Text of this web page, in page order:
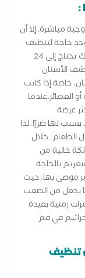
مباشرة، إلا أن
حاجة لتنظيف
الأسنان أكثر من مرتين في اليوم، لأن طبقة البلاك تحتاج إلى 24
الأسنان
خاصة إذا كانت
العصائر.عندما
عرضة
لها ضررًا. لذا
الطعام. خلال
خالية من
بالحاجة
موصى بها، حيث
يجعل من الصعب
زمنية بعيدة
في فم
تنظيف